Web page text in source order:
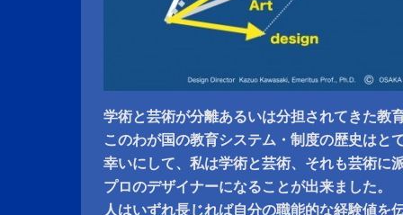
学術と芸術が分離あるいは分担されてきた教
このわが国の教育システム・制度の歴史はと
幸いにして、私は学術と芸術、それも芸術に
プロのデザイナーになることが出来ました。
人はいずれ長じれば自分の職能的な経験値を